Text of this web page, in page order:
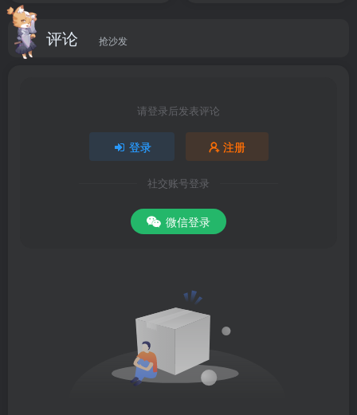
55、第37节: 扩充方式拓展大纲细纲–金手指(1).mp4
57、第40节 点评营同学开篇–情节安排(1).mp4
58、41节 如何快速形成自己的风格(1).mp4
第59节 写好打斗的准则(1).mp4
第60节 激励课《我凭什么脱颖而出》(1).mp4
第62节 写什么类别更容易出成绩 交流课(1).mp4
第63节 开篇人物设定和期待感的关系(1).mp4
第64节 类别选择和规划关系(1).mp4
评论 抢沙发
请登录后发表评论
登录 注册
社交账号登录
微信登录